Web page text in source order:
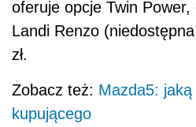
oferuje opcje Twin
Landi Renzo
zł.
Zobacz też: Mazda5:
kupującego